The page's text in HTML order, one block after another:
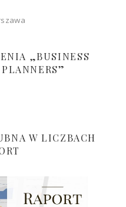
„BUSINESS
W LICZBACH